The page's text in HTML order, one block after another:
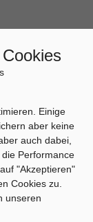
Einige
aber keine
auch dabei,
Performance
"Akzeptieren"
Cookies zu.
unseren